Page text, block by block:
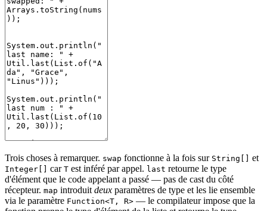
Trois choses à remarquer. swap fonctionne à la fois sur String[] et
Integer[] car T est inféré par appel. last retourne le type
d'élément que le code appelant a passé — pas de cast du côté
récepteur. map introduit deux paramètres de type et les lie ensemble
via le paramètre Function<T, R> — le compilateur impose que la